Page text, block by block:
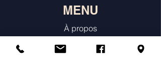
MENU
À propos
Consultations Individuelles & Histoire
de Naissance